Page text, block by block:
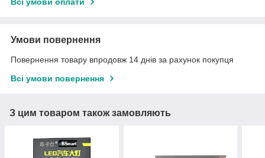
Умови повернення
Повернення товару впродовж 14 днів за рахунок покупця
Всі умови повернення
З цим товаром також замовляють